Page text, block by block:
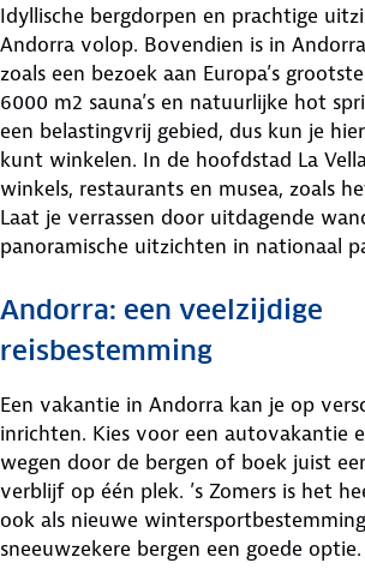
Idyllische bergdorpen en prachtige
Andorra volop. Bovendien is in
zoals een bezoek aan Europa’s
6000 m2 sauna’s en natuurlijke hot
een belastingvrij gebied, dus kun je
kunt winkelen. In de hoofdstad La
winkels, restaurants en musea, zoals
Laat je verrassen door uitdagende
panoramische uitzichten in nationaal
Andorra: een veelzijdige
reisbestemming
Een vakantie in Andorra kan je op
inrichten. Kies voor een autovakantie
wegen door de bergen of boek juist
verblijf op één plek. ’s Zomers is het
ook als nieuwe
sneeuwzekere bergen een goede optie.